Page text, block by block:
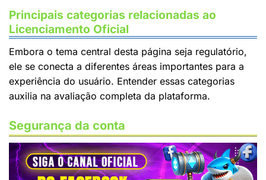
Principais categorias relacionadas ao
Licenciamento Oficial
Embora o tema central desta página seja regulatório,
ele se conecta a diferentes áreas importantes para a
experiência do usuário. Entender essas categorias
auxilia na avaliação completa da plataforma.
Segurança da conta